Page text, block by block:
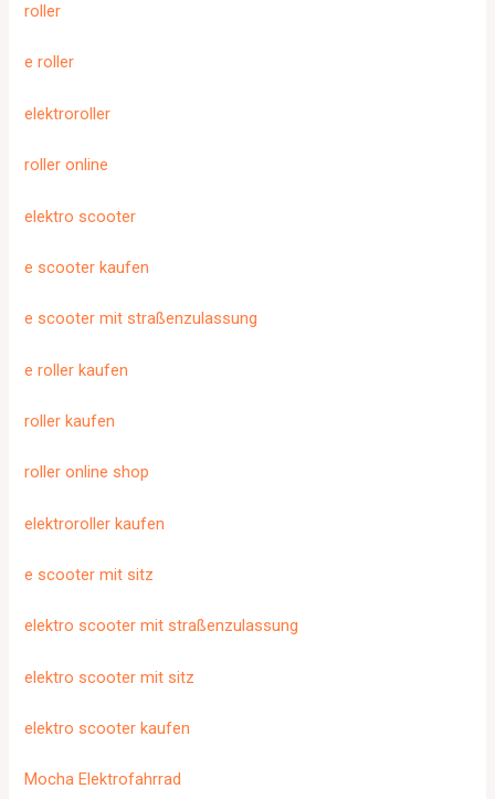
roller
e roller
elektroroller
roller online
elektro scooter
e scooter kaufen
e scooter mit straßenzulassung
e roller kaufen
roller kaufen
roller online shop
elektroroller kaufen
e scooter mit sitz
elektro scooter mit straßenzulassung
elektro scooter mit sitz
elektro scooter kaufen
Mocha Elektrofahrrad